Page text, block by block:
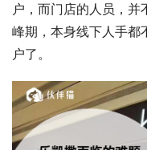
户，而门店的人员，
峰期，本身线下人手都
户了。